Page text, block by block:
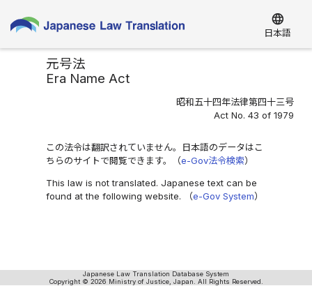
language
日本語
元号法
Era Name Act
昭和五十四年法律第四十三号
Act No. 43 of 1979
この法令は翻訳されていません。日本語のデータはこ
ちらのサイトで閲覧できます。（e-Gov法令検索）
This law is not translated. Japanese text can be
found at the following website. （e-Gov System）
Japanese Law Translation Database System
Copyright © 2026 Ministry of Justice, Japan. All Rights Reserved.